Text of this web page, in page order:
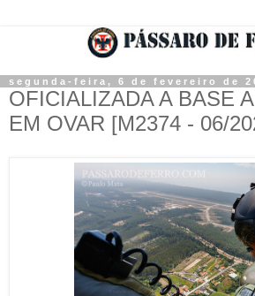
segunda-feira, 6 de fevereiro de
OFICIALIZADA A BASE
EM OVAR [M2374 - 06/